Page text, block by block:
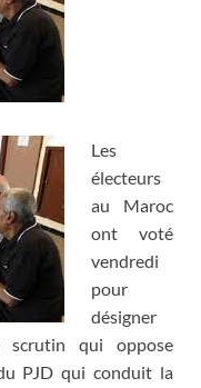
Les
électeurs
au Maroc
ont voté
vendredi
pour
désigner
scrutin qui oppose
PJD qui conduit la